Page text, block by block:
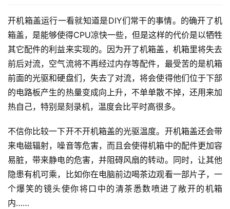
开机箱盖运行一看就知道是DIY们常干的事情。的确开了机
箱盖，是能够使得CPU凉快一些，但是这样的代价是以牺牲
其它配件的利益来实现的。因为开了机箱盖，机箱里将失去
前后对流，空气流将不再经过内存等配件，最受苦的是机箱
前面的光驱和硬盘们，失去了对流，将会使得他们位于下部
的电路板产生的热量变成向上升，不单单散不掉，还用来加
热自己，特别是刻录机，温度会比平时高很多。
不信你比较一下开不开机箱盖的光驱温度。开机箱盖还会带
来电磁辐射，噪音等危害，而且会使得机箱中的配件更加容
易脏，带来静电的危害，并阻碍风扇的转动。同时，让其他
隐患有机可乘，比如你在电脑前边喝茶边观看一部片子，一
个爆笑的镜头使你将口中的清茶悉数喷进了敞开的机箱
内……